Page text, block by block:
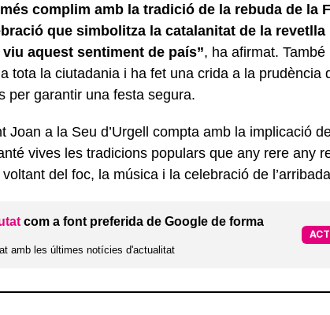
complim amb la tradició de la rebuda de la
que simbolitza la catalanitat de la revetlla
aquest sentiment de país”, ha afirmat.
tota la ciutadania i ha fet una crida a la prudència
per garantir una festa segura.
Joan a la Seu d’Urgell compta amb la implicació
vives les tradicions populars que any rere any
del foc, la música i la celebració de
com a font preferida de Google de forma
amb les últimes notícies d'actualitat